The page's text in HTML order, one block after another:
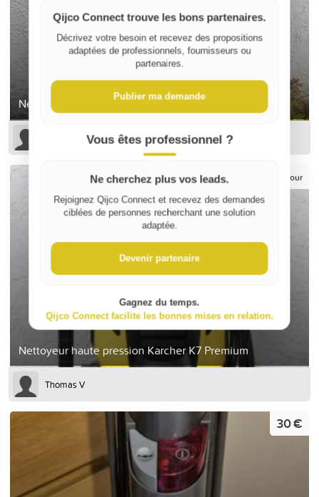
Nettoyeur haute pression Kärcher
Nettoyeur haute pression Karcher K7 Premium
/ jour
Thomas V
30 €
Qijco Connect trouve les bons partenaires.
Décrivez votre besoin et recevez des propositions
adaptées de professionnels, fournisseurs ou
partenaires.
Publier ma demande
Vous êtes professionnel ?
Ne cherchez plus vos leads.
Rejoignez Qijco Connect et recevez des demandes
ciblées de personnes recherchant une solution
adaptée.
Devenir partenaire
Gagnez du temps.
Qijco Connect facilite les bonnes mises en relation.